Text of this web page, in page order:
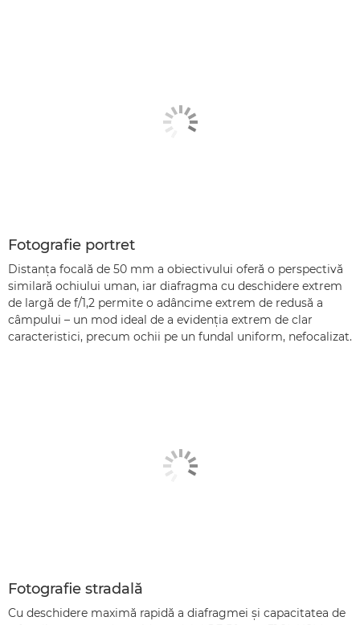
Fotografie portret
Distanţa focală de 50 mm a obiectivului oferă o perspectivă
similară ochiului uman, iar diafragma cu deschidere extrem
de largă de f/1,2 permite o adâncime extrem de redusă a
câmpului – un mod ideal de a evidenţia extrem de clar
caracteristici, precum ochii pe un fundal uniform, nefocalizat.
Fotografie stradală
Cu deschidere maximă rapidă a diafragmei şi capacitatea de